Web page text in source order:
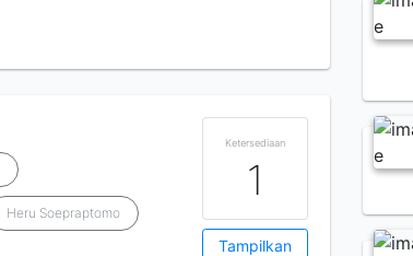
Heru Soepraptomo
Ketersediaan
1
Tampilkan